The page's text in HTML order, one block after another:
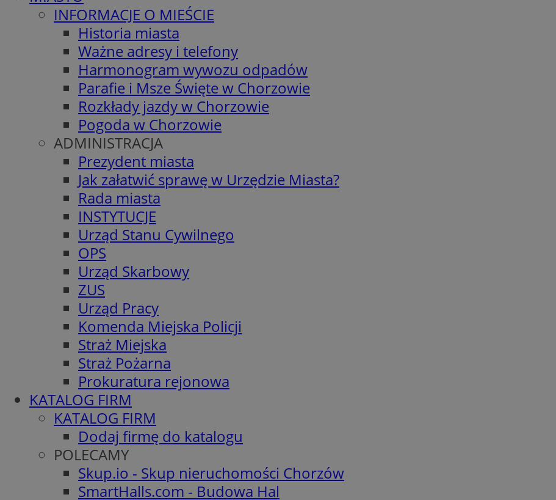
INFORMACJE O MIEŚCIE
Historia miasta
Ważne adresy i telefony
Harmonogram wywozu odpadów
Parafie i Msze Święte w Chorzowie
Rozkłady jazdy w Chorzowie
Pogoda w Chorzowie
ADMINISTRACJA
Prezydent miasta
Jak załatwić sprawę w Urzędzie Miasta?
Rada miasta
INSTYTUCJE
Urząd Stanu Cywilnego
OPS
Urząd Skarbowy
ZUS
Urząd Pracy
Komenda Miejska Policji
Straż Miejska
Straż Pożarna
Prokuratura rejonowa
KATALOG FIRM
KATALOG FIRM
Dodaj firmę do katalogu
POLECAMY
Skup.io - Skup nieruchomości Chorzów
SmartHalls.com - Budowa Hal